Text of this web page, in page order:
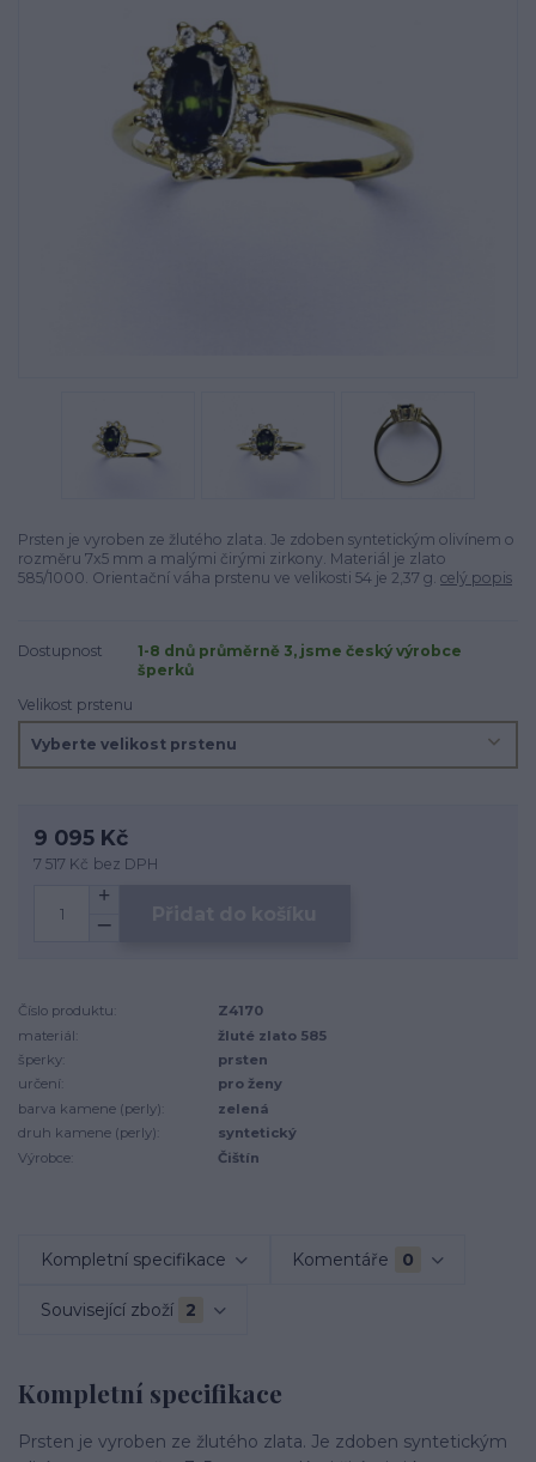
Prsten je vyroben ze žlutého zlata. Je zdoben syntetickým olivínem o
rozměru 7x5 mm a malými čirými zirkony. Materiál je zlato
585/1000. Orientační váha prstenu ve velikosti 54 je 2,37 g. celý popis
Dostupnost
1-8 dnů průměrně 3, jsme český výrobce
šperků
Velikost prstenu
9 095 Kč
7 517 Kč bez DPH
Číslo produktu:
Z4170
materiál:
žluté zlato 585
šperky:
prsten
určení:
pro ženy
barva kamene (perly):
zelená
druh kamene (perly):
syntetický
Výrobce:
Čištín
Kompletní specifikace Komentáře 0
Související zboží 2
Kompletní specifikace
Prsten je vyroben ze žlutého zlata. Je zdoben syntetickým